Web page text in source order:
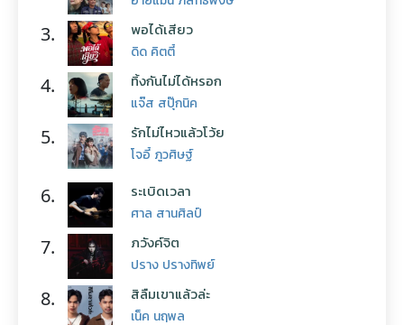
3. พอได้เสียว
ดิด คิตตี้
4. ทิ้งกันไม่ได้หรอก
แจ๊ส สปุ๊กนิค
5. รักไม่ไหวแล้วโว้ย
โจอี้ ภูวศิษฐ์
6. ระเบิดเวลา
ศาล สานศิลป์
7. ภวังค์จิต
ปราง ปรางทิพย์
8. สิลืมเขาแล้วล่ะ
เน็ค นฤพล